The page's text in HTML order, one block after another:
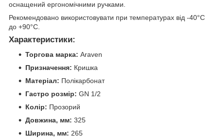
оснащений ергономічними ручками.
Рекомендовано використовувати при температурах від -40°С
до +90°С.
Характеристики:
Торгова марка: Araven
Призначення: Кришка
Матеріал: Полікарбонат
Гастро розмір: GN 1/2
Колір: Прозорий
Довжина, мм: 325
Ширина, мм: 265